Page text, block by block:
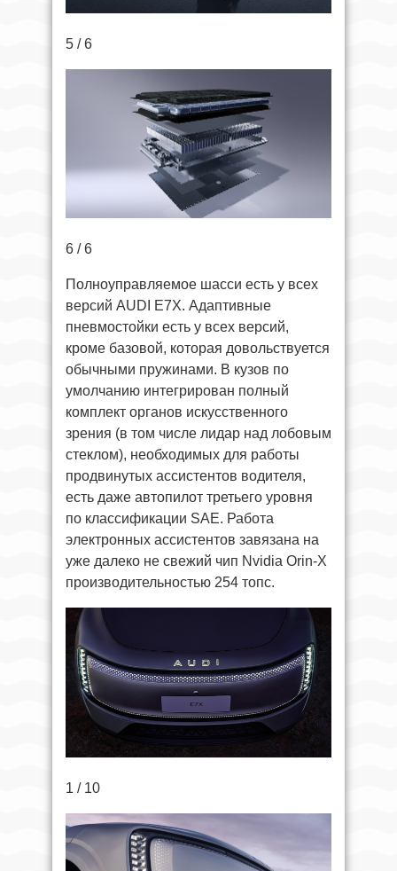
5 / 6
6 / 6
Полноуправляемое шасси есть у всех
версий AUDI E7X. Адаптивные
пневмостойки есть у всех версий,
кроме базовой, которая довольствуется
обычными пружинами. В кузов по
умолчанию интегрирован полный
комплект органов искусственного
зрения (в том числе лидар над лобовым
стеклом), необходимых для работы
продвинутых ассистентов водителя,
есть даже автопилот третьего уровня
по классификации SAE. Работа
электронных ассистентов завязана на
уже далеко не свежий чип Nvidia Orin-X
производительностью 254 топс.
1 / 10